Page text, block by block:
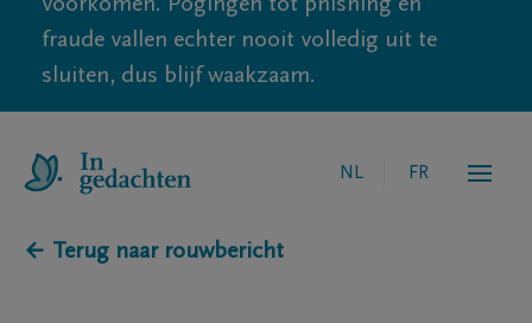
voorkomen. Pogingen tot phishing en
fraude vallen echter nooit volledig uit te
sluiten, dus blijf waakzaam.
NL FR
← Terug naar rouwbericht